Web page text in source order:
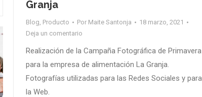
Granja
Blog Producto Por Maite Santonja
18 marzo, 2021
Deja un comentario
Realización de la Campaña Fotográfica de Primavera
para la empresa de alimentación La Granja.
Fotografías utilizadas para las Redes Sociales y para
la Web.